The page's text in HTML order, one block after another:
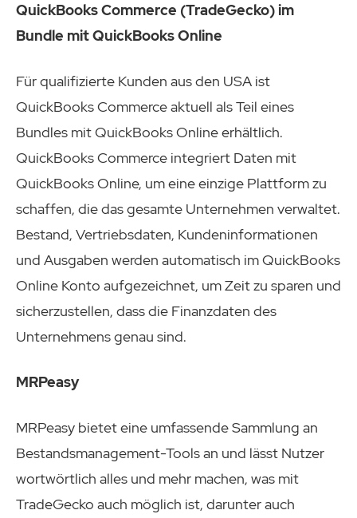
QuickBooks Commerce (TradeGecko) im
Bundle mit QuickBooks Online
Für qualifizierte Kunden aus den USA ist
QuickBooks Commerce aktuell als Teil eines
Bundles mit QuickBooks Online erhältlich.
QuickBooks Commerce integriert Daten mit
QuickBooks Online, um eine einzige Plattform zu
schaffen, die das gesamte Unternehmen verwaltet.
Bestand, Vertriebsdaten, Kundeninformationen
und Ausgaben werden automatisch im QuickBooks
Online Konto aufgezeichnet, um Zeit zu sparen und
sicherzustellen, dass die Finanzdaten des
Unternehmens genau sind.
MRPeasy
MRPeasy bietet eine umfassende Sammlung an
Bestandsmanagement-Tools an und lässt Nutzer
wortwörtlich alles und mehr machen, was mit
TradeGecko auch möglich ist, darunter auch